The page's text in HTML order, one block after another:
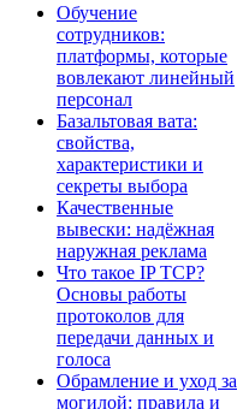
Обучение
сотрудников:
платформы, которые
вовлекают линейный
персонал
Базальтовая вата:
свойства,
характеристики и
секреты выбора
Качественные
вывески: надёжная
наружная реклама
Что такое IP TCP?
Основы работы
протоколов для
передачи данных и
голоса
Обрамление и уход за
могилой: правила и